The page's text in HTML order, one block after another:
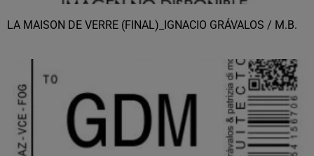
LA MAISON DE VERRE (FINAL)_IGNACIO GRÁVALOS / M.B.